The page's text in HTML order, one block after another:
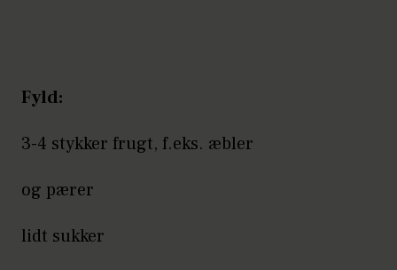
Fyld:
3-4 stykker frugt, f.eks. æbler
og pærer
lidt sukker